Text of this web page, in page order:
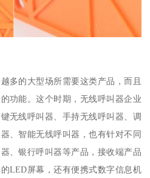
多的大型场所需要这类产品，而且
功能。这个时期，无线呼叫器企业
无线呼叫器、手持无线呼叫器、调
、智能无线呼叫器，也有针对不同
、银行呼叫器等产品，接收端产品
LED屏幕，还有便携式数字信息机